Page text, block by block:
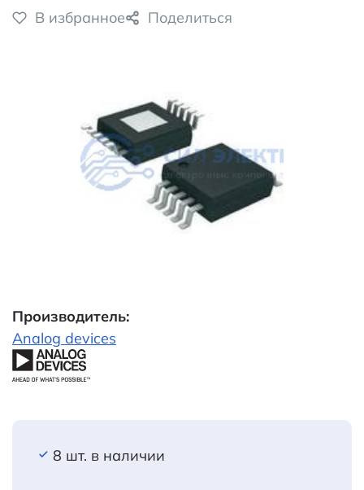
В избранное Поделиться
Производитель:
Analog devices
8 шт. в наличии